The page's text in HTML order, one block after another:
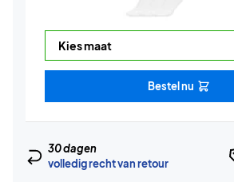
Bestel nu
30 dagen
volledig recht van retour